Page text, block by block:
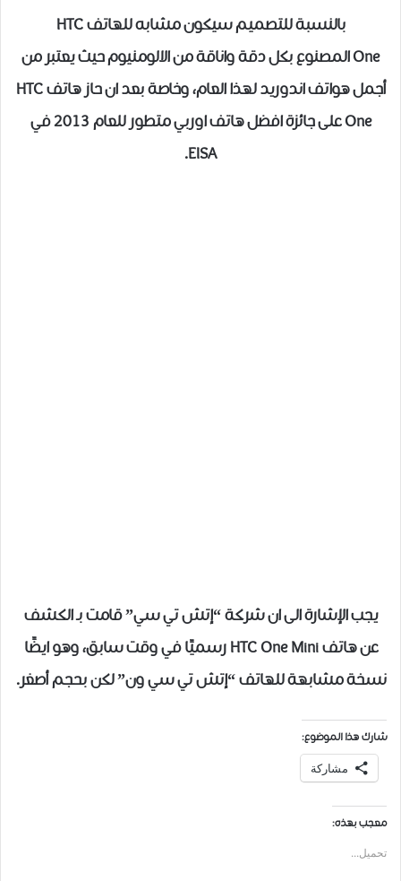
بالنسبة للتصميم سيكون مشابه للهاتف HTC
One المصنوع بكل دقة واناقة من الالومنيوم حيث يعتبر من
أجمل هواتف اندوريد لهذا العام، وخاصة بعد ان حاز هاتف HTC
One على جائزة افضل هاتف اوربي متطور للعام 2013 في
EISA.
يجب الإشارة الى ان شركة “إتش تي سي” قامت بـ الكشف
عن هاتف HTC One Mini رسميًا في وقت سابق، وهو ايضًا
نسخة مشابهة للهاتف “إتش تي سي ون” لكن بحجم أصغر.
شارك هذا الموضوع:
مشاركة
معجب بهذه:
تحميل...